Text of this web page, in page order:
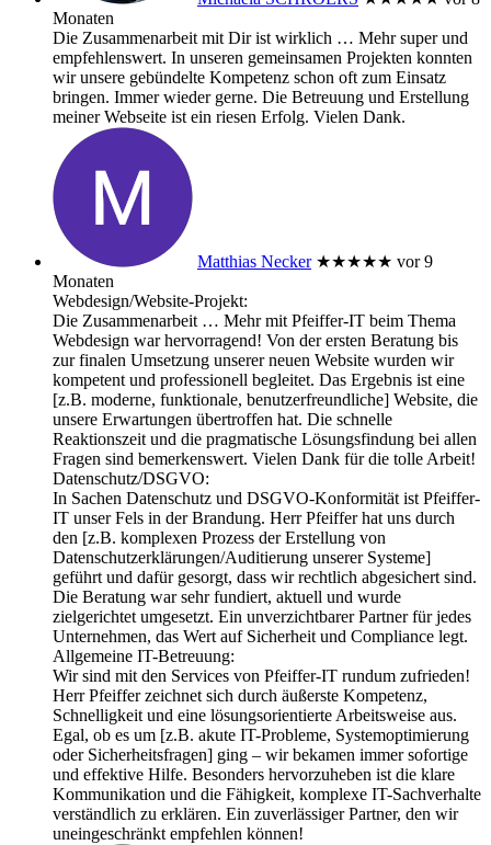
Monaten
Die Zusammenarbeit mit Dir ist wirklich … Mehrsuper und
empfehlenswert. In unseren gemeinsamen Projekten konnten
wir unsere gebündelte Kompetenz schon oft zum Einsatz
bringen. Immer wieder gerne. Die Betreuung und Erstellung
meiner Webseite ist ein riesen Erfolg. Vielen Dank.
Matthias Necker ★★★★★ vor 9
Monaten
Webdesign/Website-Projekt:
Die Zusammenarbeit … Mehrmit Pfeiffer-IT beim Thema
Webdesign war hervorragend! Von der ersten Beratung bis
zur finalen Umsetzung unserer neuen Website wurden wir
kompetent und professionell begleitet. Das Ergebnis ist eine
[z.B. moderne, funktionale, benutzerfreundliche] Website, die
unsere Erwartungen übertroffen hat. Die schnelle
Reaktionszeit und die pragmatische Lösungsfindung bei allen
Fragen sind bemerkenswert. Vielen Dank für die tolle Arbeit!
Datenschutz/DSGVO:
In Sachen Datenschutz und DSGVO-Konformität ist Pfeiffer-
IT unser Fels in der Brandung. Herr Pfeiffer hat uns durch
den [z.B. komplexen Prozess der Erstellung von
Datenschutzerklärungen/Auditierung unserer Systeme]
geführt und dafür gesorgt, dass wir rechtlich abgesichert sind.
Die Beratung war sehr fundiert, aktuell und wurde
zielgerichtet umgesetzt. Ein unverzichtbarer Partner für jedes
Unternehmen, das Wert auf Sicherheit und Compliance legt.
Allgemeine IT-Betreuung:
Wir sind mit den Services von Pfeiffer-IT rundum zufrieden!
Herr Pfeiffer zeichnet sich durch äußerste Kompetenz,
Schnelligkeit und eine lösungsorientierte Arbeitsweise aus.
Egal, ob es um [z.B. akute IT-Probleme, Systemoptimierung
oder Sicherheitsfragen] ging – wir bekamen immer sofortige
und effektive Hilfe. Besonders hervorzuheben ist die klare
Kommunikation und die Fähigkeit, komplexe IT-Sachverhalte
verständlich zu erklären. Ein zuverlässiger Partner, den wir
uneingeschränkt empfehlen können!